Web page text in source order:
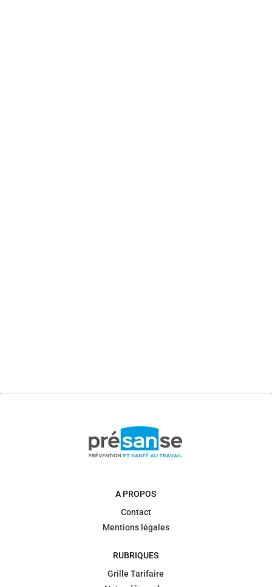
A PROPOS
Contact
Mentions légales
RUBRIQUES
Grille Tarifaire